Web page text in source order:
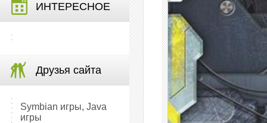
ИНТЕРЕСНОЕ
Друзья сайта
Symbian игры, Java
игры